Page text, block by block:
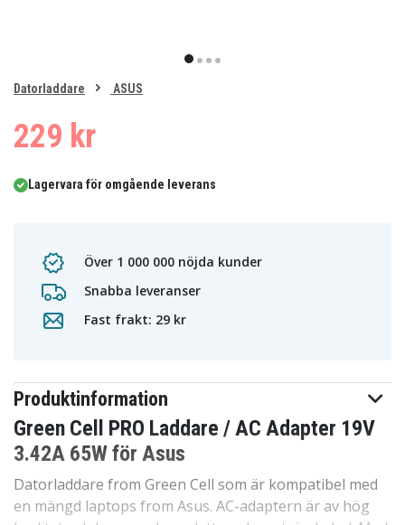
item
of
Datorladdare ASUS
229 kr
Lagervara för omgående leverans
Över 1 000 000 nöjda kunder
Snabba leveranser
Fast frakt: 29 kr
Produktinformation
Green Cell PRO Laddare / AC Adapter 19V
3.42A 65W för Asus
Datorladdare from Green Cell som är kompatibel med
en mängd laptops from Asus. AC-adaptern är av hög